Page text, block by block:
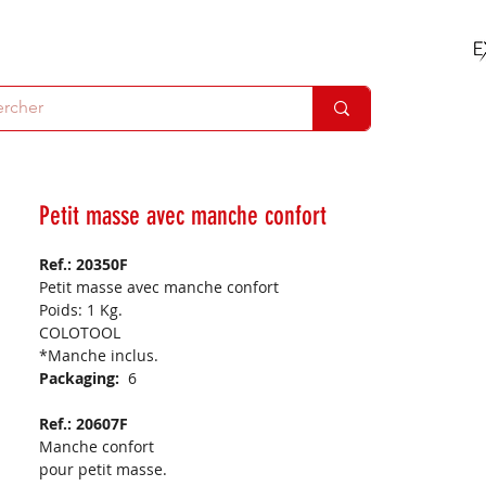
Petit masse avec manche confort
Ref.: 20350F
Petit masse avec manche confort
Poids: 1 Kg.
COLOTOOL
*Manche inclus.
Packaging: 6
Ref.: 20607F
Manche confort
pour petit masse.